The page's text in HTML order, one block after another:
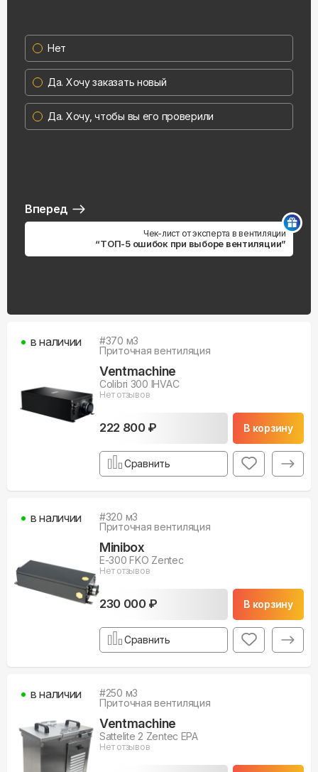
#370 м3
Приточная вентиляция
Ventmachine
Colibri 300 IHVAC
Нет отзывов
222 800 ₽ В корзину
в наличии
Сравнить
#320 м3
Приточная вентиляция
Minibox
E-300 FKO Zentec
Нет отзывов
230 000 ₽ В корзину
в наличии
Сравнить
#250 м3
Приточная вентиляция
Ventmachine
Sattelite 2 Zentec EPA
Нет отзывов
в наличии
Нет
Да. Хочу заказать новый
Да. Хочу, чтобы вы его проверили
Вперед
Чек-лист от эксперта в вентиляции
“ТОП-5 ошибок при выборе вентиляции”